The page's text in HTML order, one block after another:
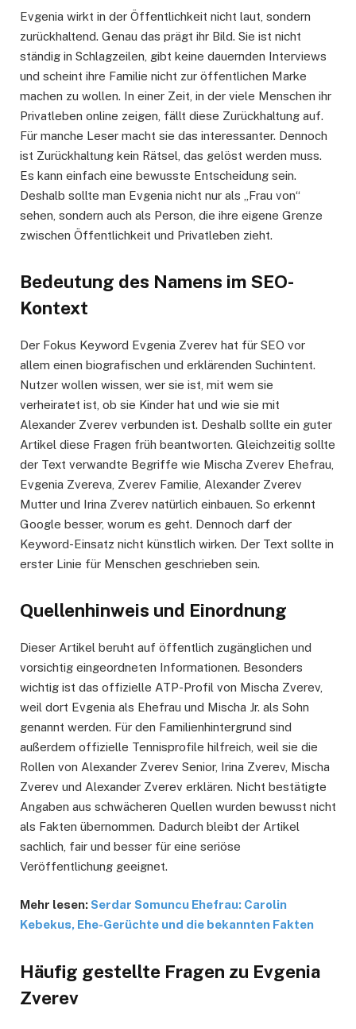
Evgenia wirkt in der Öffentlichkeit nicht laut, sondern
zurückhaltend. Genau das prägt ihr Bild. Sie ist nicht
ständig in Schlagzeilen, gibt keine dauernden Interviews
und scheint ihre Familie nicht zur öffentlichen Marke
machen zu wollen. In einer Zeit, in der viele Menschen ihr
Privatleben online zeigen, fällt diese Zurückhaltung auf.
Für manche Leser macht sie das interessanter. Dennoch
ist Zurückhaltung kein Rätsel, das gelöst werden muss.
Es kann einfach eine bewusste Entscheidung sein.
Deshalb sollte man Evgenia nicht nur als „Frau von“
sehen, sondern auch als Person, die ihre eigene Grenze
zwischen Öffentlichkeit und Privatleben zieht.
Bedeutung des Namens im SEO-
Kontext
Der Fokus Keyword Evgenia Zverev hat für SEO vor
allem einen biografischen und erklärenden Suchintent.
Nutzer wollen wissen, wer sie ist, mit wem sie
verheiratet ist, ob sie Kinder hat und wie sie mit
Alexander Zverev verbunden ist. Deshalb sollte ein guter
Artikel diese Fragen früh beantworten. Gleichzeitig sollte
der Text verwandte Begriffe wie Mischa Zverev Ehefrau,
Evgenia Zvereva, Zverev Familie, Alexander Zverev
Mutter und Irina Zverev natürlich einbauen. So erkennt
Google besser, worum es geht. Dennoch darf der
Keyword-Einsatz nicht künstlich wirken. Der Text sollte in
erster Linie für Menschen geschrieben sein.
Quellenhinweis und Einordnung
Dieser Artikel beruht auf öffentlich zugänglichen und
vorsichtig eingeordneten Informationen. Besonders
wichtig ist das offizielle ATP-Profil von Mischa Zverev,
weil dort Evgenia als Ehefrau und Mischa Jr. als Sohn
genannt werden. Für den Familienhintergrund sind
außerdem offizielle Tennisprofile hilfreich, weil sie die
Rollen von Alexander Zverev Senior, Irina Zverev, Mischa
Zverev und Alexander Zverev erklären. Nicht bestätigte
Angaben aus schwächeren Quellen wurden bewusst nicht
als Fakten übernommen. Dadurch bleibt der Artikel
sachlich, fair und besser für eine seriöse
Veröffentlichung geeignet.
Mehr lesen:Serdar Somuncu Ehefrau: Carolin
Kebekus, Ehe-Gerüchte und die bekannten Fakten
Häufig gestellte Fragen zu Evgenia
Zverev